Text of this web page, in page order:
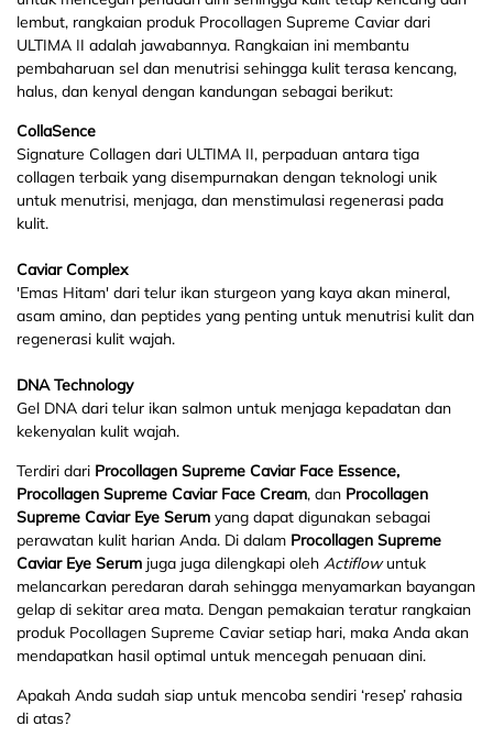
lembut, rangkaian produk Procollagen Supreme Caviar dari
ULTIMA II adalah jawabannya. Rangkaian ini membantu
pembaharuan sel dan menutrisi sehingga kulit terasa kencang,
halus, dan kenyal dengan kandungan sebagai berikut:
CollaSence
Signature Collagen dari ULTIMA II, perpaduan antara tiga
collagen terbaik yang disempurnakan dengan teknologi unik
untuk menutrisi, menjaga, dan menstimulasi regenerasi pada
kulit.
Caviar Complex
'Emas Hitam' dari telur ikan sturgeon yang kaya akan mineral,
asam amino, dan peptides yang penting untuk menutrisi kulit dan
regenerasi kulit wajah.
DNA Technology
Gel DNA dari telur ikan salmon untuk menjaga kepadatan dan
kekenyalan kulit wajah.
Terdiri dari Procollagen Supreme Caviar Face Essence,
Procollagen Supreme Caviar Face Cream, dan Procollagen
Supreme Caviar Eye Serum yang dapat digunakan sebagai
perawatan kulit harian Anda. Di dalam Procollagen Supreme
Caviar Eye Serum juga juga dilengkapi oleh Actiflowuntuk
melancarkan peredaran darah sehingga menyamarkan bayangan
gelap di sekitar area mata. Dengan pemakaian teratur rangkaian
produk Pocollagen Supreme Caviar setiap hari, maka Anda akan
mendapatkan hasil optimal untuk mencegah penuaan dini.
Apakah Anda sudah siap untuk mencoba sendiri ‘resep’ rahasia
di atas?